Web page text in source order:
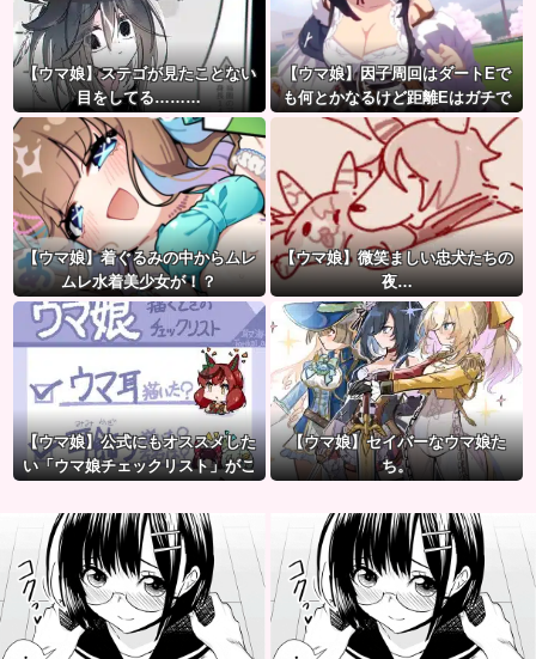
【ウマ娘】ステゴが見たことない
目をしてる………
【ウマ娘】因子周回はダートEで
も何とかなるけど距離Eはガチで
無理ゲー
【ウマ娘】着ぐるみの中からムレ
ムレ水着美少女が！？
【ウマ娘】微笑ましい忠犬たちの
夜…
【ウマ娘】公式にもオススメした
い「ウマ娘チェックリスト」がこ
【ウマ娘】セイバーなウマ娘た
ち。